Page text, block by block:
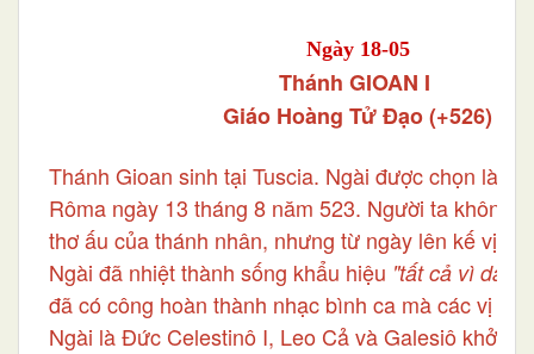
Ngày 18-05
Thánh GIOAN I
Giáo Hoàng Tử Đạo (+526)
Thánh Gioan sinh tại Tuscia. Ngài được chọn làm
Rôma ngày 13 tháng 8 năm 523. Người ta không
thơ ấu của thánh nhân, nhưng từ ngày lên kế vị
Ngài đã nhiệt thành sống khẩu hiệu "tất cả vì
đã có công hoàn thành nhạc bình ca mà các vị
Ngài là Đức Celestinô I, Leo Cả và Galesiô khởi